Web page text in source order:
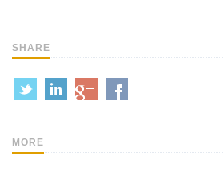
SHARE
MORE